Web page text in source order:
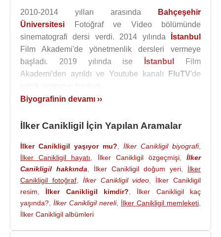
2010-2014 yılları arasında
Bahçeşehir
Üniversitesi Fotoğraf ve Video bölümünde
sinematografi dersi verdi. 2014 yılında
İstanbul
Film Akademi'de yönetmenlik dersleri vermeye
başladı. 2019 yılında ise İstanbul Film
Akademi'den ayrıldı ve Youtube kanalı
FluTV'de
İlker Canikligil
Özcanile evlidir.
İlker Canikligil, 25 Mart 2025 tarihinde sosyal
medya hesabından yaptığı paylaşımlara ilişkin 'suç
işlemeye alenen tahrik' ve 'halkı kin ve düşmanlığa
alenen tahrik' iddiasıyla başlatılan soruşturma
kapsamında gözaltına alındı. 26 Mart 2025 tarihinde
Mahkemeye sevk edilen Canikligil tutuklandı. İlker
Biyografinin devamı ››
İlker Canikligil İçin Yapılan Aramalar
İlker Canikligil yaşıyor mu? İlker Canikligil biyografi,
İlker Canikligil hayatı
İlker Canikligil özgeçmişi,İlker
Canikligil hakkında
İlker Canikligil doğum yeri
İlker
Canikligil fotoğraf, İlker Canikligil video
İlker Canikligil
resim
İlker Canikligil kimdir?
İlker Canikligil kaç
yaşında? İlker Canikligil nereli, İlker Canikligil memleketi
İlker Canikligil albümleri